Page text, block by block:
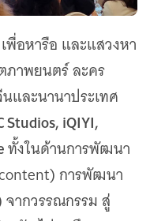
พื่อหารือ และแสวงหา
ภาพยนตร์ ละคร
และนานาประเทศ
Studios, iQIYI,
ทั้งในด้านการพัฒนา
การพัฒนา
ากวรรณกรรม สู่